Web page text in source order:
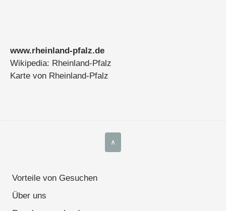
www.rheinland-pfalz.de
Wikipedia: Rheinland-Pfalz
Karte von Rheinland-Pfalz
∧
Vorteile von Gesuchen
Über uns